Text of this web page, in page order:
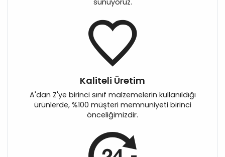
sunuyoruz.
Kaliteli Üretim
A'dan Z'ye birinci sınıf malzemelerin kullanıldığı
ürünlerde, %100 müşteri memnuniyeti birinci
önceliğimizdir.